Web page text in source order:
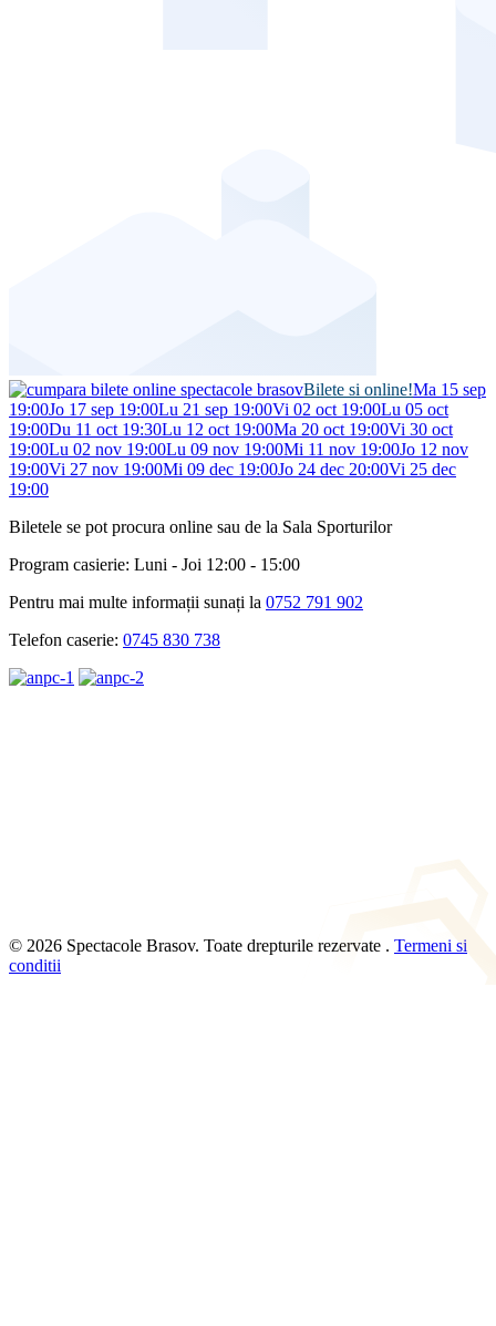
Bilete si online!Ma 15 sep
19:00Jo 17 sep 19:00Lu 21 sep 19:00Vi 02 oct 19:00Lu 05 oct
19:00Du 11 oct 19:30Lu 12 oct 19:00Ma 20 oct 19:00Vi 30 oct
19:00Lu 02 nov 19:00Lu 09 nov 19:00Mi 11 nov 19:00Jo 12 nov
19:00Vi 27 nov 19:00Mi 09 dec 19:00Jo 24 dec 20:00Vi 25 dec
19:00
Biletele se pot procura online sau de la Sala Sporturilor
Program casierie: Luni - Joi 12:00 - 15:00
Pentru mai multe informații sunați la 0752 791 902
Telefon caserie: 0745 830 738
© 2026 Spectacole Brasov. Toate drepturile rezervate . Termeni si
conditii